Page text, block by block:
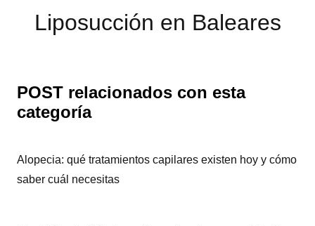
Liposucción en Baleares
POST relacionados con esta
categoría
Alopecia: qué tratamientos capilares existen hoy y cómo
saber cuál necesitas